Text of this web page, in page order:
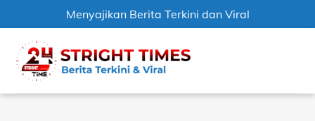
Menyajikan Berita Terkini dan Viral
content